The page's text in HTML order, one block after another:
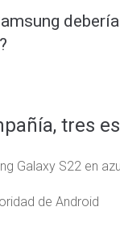
tres
de Android